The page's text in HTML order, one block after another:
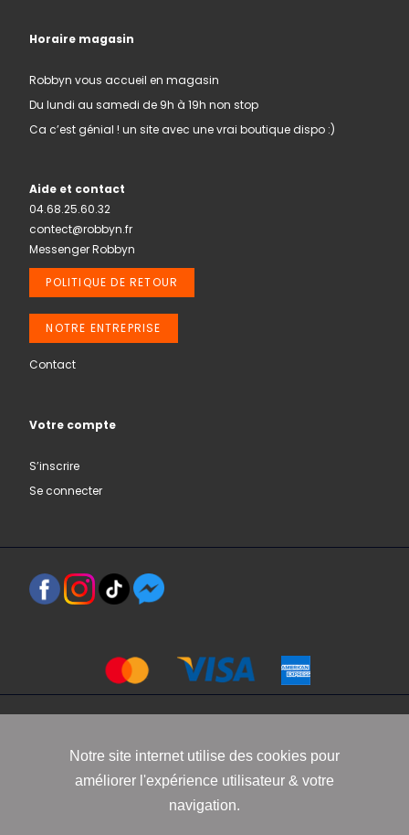
Horaire magasin
Robbyn vous accueil en magasin
Du lundi au samedi de 9h à 19h non stop
Ca c’est génial ! un site avec une vrai boutique dispo :)
Aide et contact
04.68.25.60.32
contect@robbyn.fr
Messenger Robbyn
POLITIQUE DE RETOUR
NOTRE ENTREPRISE
Contact
Votre compte
S’inscrire
Se connecter
Conditions générales de vente
confidentialité
Notre site internet utilise des cookies pour
améliorer l'expérience utilisateur & votre
navigation.